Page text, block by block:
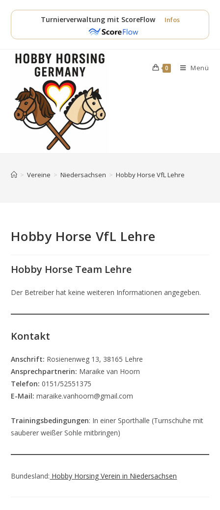
Inhalt
Turnierverwaltung mit ScoreFlow Infos
0 Menü
> Vereine > Niedersachsen > Hobby Horse VfL Lehre
Hobby Horse VfL Lehre
Hobby Horse Team Lehre
Der Betreiber hat keine weiteren Informationen angegeben.
Kontakt
Anschrift: Rosienenweg 13, 38165 Lehre
Ansprechpartnerin: Maraike van Hoorn
Telefon: 0151/52551375
E-Mail:maraike.vanhoorn@gmail.com
Trainingsbedingungen: In einer Sporthalle (Turnschuhe mit
sauberer weißer Sohle mitbringen)
Bundesland: Hobby Horsing Verein in Niedersachsen